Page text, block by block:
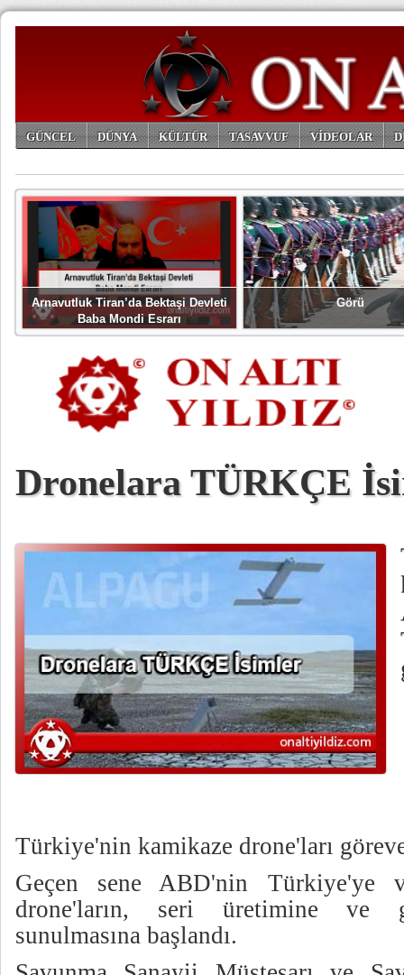
GÜNCEL DÜNYA KÜLTÜR TASAVVUF VİDEOLAR
Arnavutluk Tiran’da Bektaşi Devleti
Baba Mondi Esrarı
Görü
Dronelara TÜRKÇE
Türkiye'nin kamikaze drone'ları
Geçen sene ABD'nin Türkiye'ye
drone'ların, seri üretimine ve
sunulmasına başlandı.